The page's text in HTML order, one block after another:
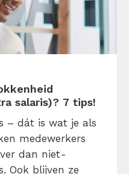
salaris)? 7 tips!
– dát is wat je als
medewerkers
dan niet-
Ook blijven ze